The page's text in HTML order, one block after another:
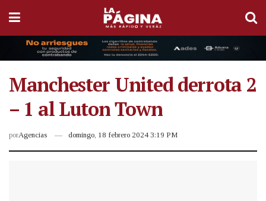
Manchester United derrota 2
– 1 al Luton Town
porAgencias domingo, 18 febrero 2024 3:19 PM